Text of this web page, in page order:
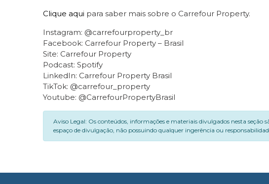
Clique aqui para saber mais sobre o Carrefour Property.
Instagram: @carrefourproperty_br
Facebook: Carrefour Property – Brasil
Site: Carrefour Property
Podcast: Spotify
LinkedIn: Carrefour Property Brasil
TikTok: @carrefour_property
Youtube: @CarrefourPropertyBrasil
Aviso Legal: Os conteúdos, informações e materiais divulgados nesta
espaço de divulgação, não possuindo qualquer ingerência ou